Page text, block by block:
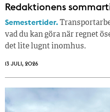
Redaktionens
Semestertider.
vad du kan göra när regnet
det lite lugnt inomhus.
13 JULI, 2026